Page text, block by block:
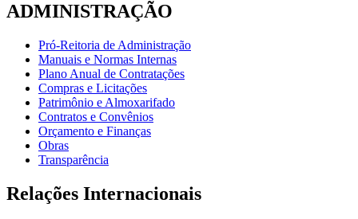
ADMINISTRAÇÃO
Pró-Reitoria de Administração
Manuais e Normas Internas
Plano Anual de Contratações
Compras e Licitações
Patrimônio e Almoxarifado
Contratos e Convênios
Orçamento e Finanças
Obras
Transparência
Relações Internacionais